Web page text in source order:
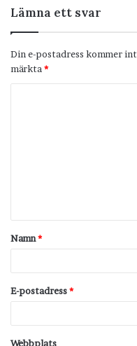
Lämna ett svar
Din e-postadress kommer
märkta *
t
a
Namn*
E-postadress*
Webbplats